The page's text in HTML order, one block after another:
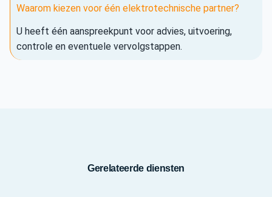
Waarom kiezen voor één elektrotechnische partner?
U heeft één aanspreekpunt voor advies, uitvoering,
controle en eventuele vervolgstappen.
Gerelateerde diensten